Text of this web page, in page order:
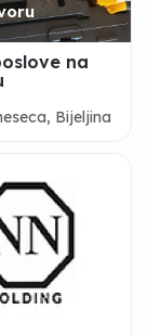
na
Bijeljina